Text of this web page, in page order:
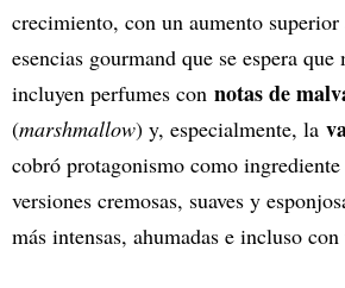
crecimiento, con un aumento
esencias gourmand que se espera
incluyen perfumes con notas de
(marshmallow) y, especialmente, la
cobró protagonismo como ingrediente
versiones cremosas, suaves y
más intensas, ahumadas e incluso